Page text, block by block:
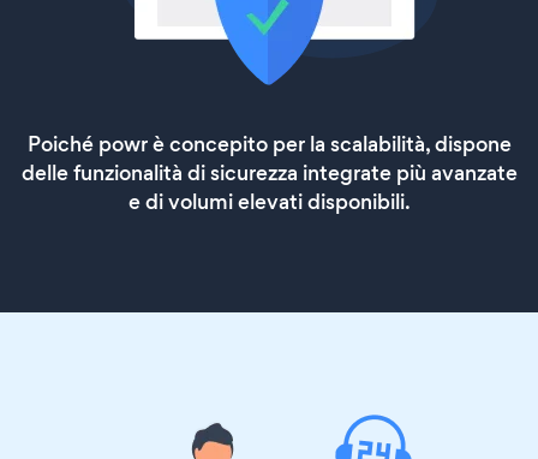
Poiché powr è concepito per la scalabilità, dispone
delle funzionalità di sicurezza integrate più avanzate
e di volumi elevati disponibili.